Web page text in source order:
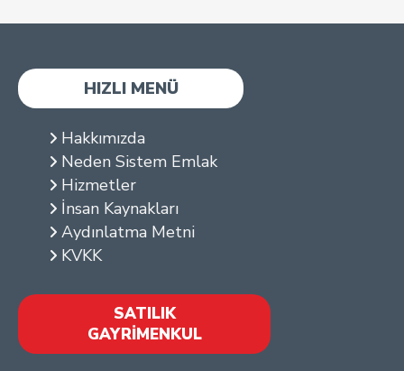
HIZLI MENÜ
Hakkımızda
Neden Sistem Emlak
Hizmetler
İnsan Kaynakları
Aydınlatma Metni
KVKK
SATILIK
GAYRİMENKUL